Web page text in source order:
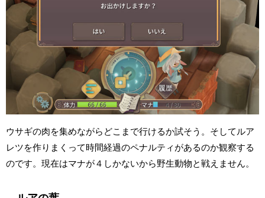
ウサギの肉を集めながらどこまで行けるか試そう。そしてルア
レツを作りまくって時間経過のペナルティがあるのか観察する
のです。現在はマナが４しかないから野生動物と戦えません。